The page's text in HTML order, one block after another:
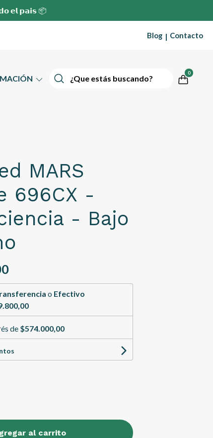
𝗲𝗹 𝗽𝗮𝗶𝘀 📦
Blog | Contacto
0
MARS
696CX -
- Bajo
o Efectivo
de $574.000,00
al carrito